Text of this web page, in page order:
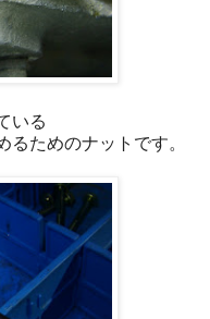
いる
るためのナットです。